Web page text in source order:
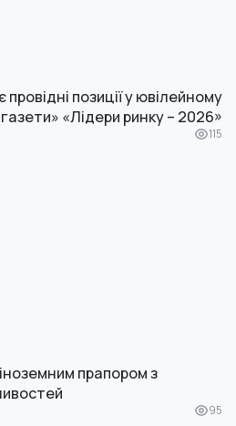
позиції у ювілейному
«Лідери ринку – 2026»
115
прапором з
95